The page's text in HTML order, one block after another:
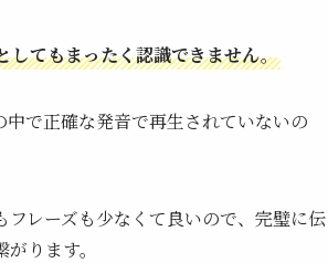
してもまったく認識できません。
で正確な発音で再生されていないの
レーズも少なくて良いので、完璧に伝
ります。